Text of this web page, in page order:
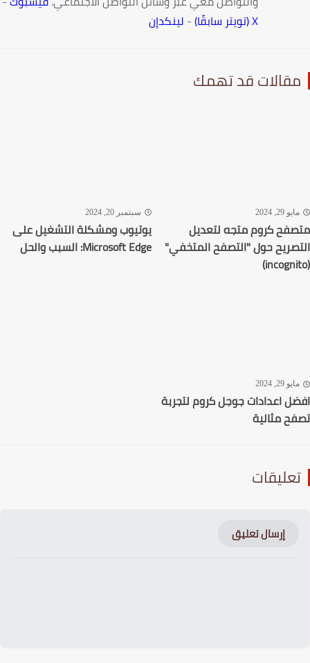
-لينكدإن
قد تهمك
29, 2024
كروم متجه لتعديل
حول "التصفح المتخفي"
سبتمبر 20, 2024
يوتيوب ومشكلة التشغيل على
Microsoft Edge: السبب والحل
29, 2024
اعدادات جوجل كروم لتجربة
مثالية
إرسال تعليق